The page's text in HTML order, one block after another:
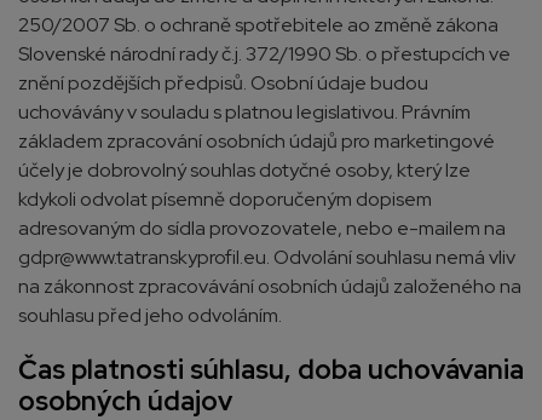
250/2007 Sb. o ochraně spotřebitele ao změně zákona
Slovenské národní rady č.j. 372/1990 Sb. o přestupcích ve
znění pozdějších předpisů. Osobní údaje budou
uchovávány v souladu s platnou legislativou. Právním
základem zpracování osobních údajů pro marketingové
účely je dobrovolný souhlas dotyčné osoby, který lze
kdykoli odvolat písemně doporučeným dopisem
adresovaným do sídla provozovatele, nebo e-mailem na
gdpr@www.tatranskyprofil.eu. Odvolání souhlasu nemá vliv
na zákonnost zpracovávání osobních údajů založeného na
souhlasu před jeho odvoláním.
Čas platnosti súhlasu, doba uchovávania
osobných údajov